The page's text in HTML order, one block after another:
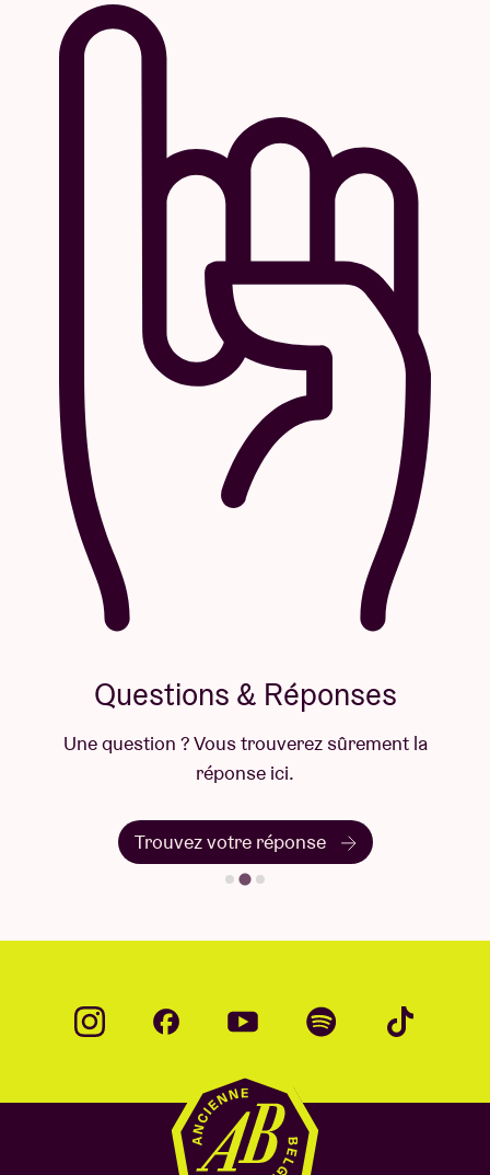
Questions & Réponses
Une question ? Vous trouverez sûrement la
réponse ici.
Trouvez votre réponse